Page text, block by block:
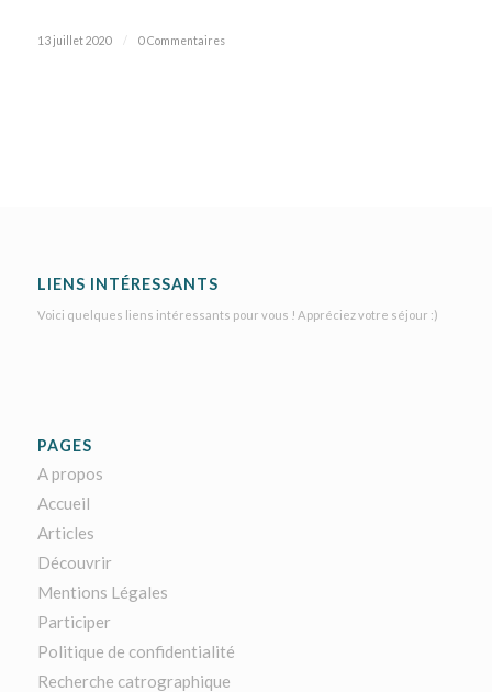
13 juillet 2020 / 0 Commentaires
LIENS INTÉRESSANTS
Voici quelques liens intéressants pour vous ! Appréciez votre séjour :)
PAGES
A propos
Accueil
Articles
Découvrir
Mentions Légales
Participer
Politique de confidentialité
Recherche catrographique